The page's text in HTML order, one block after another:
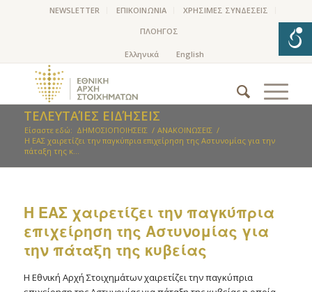
NEWSLETTER ΕΠΙΚΟΙΝΩΝΙΑ
ΧΡΗΣΙΜΕΣ ΣΥΝΔΕΣΕΙΣ
ΠΛΟΗΓΟΣ
ΤΕΛΕΥΤΑΊΕΣ ΕΙΔΉΣΕΙΣ
Είσαστε εδώ: ΔΗΜΟΣΙΟΠΟΙΗΣΕΙΣ / ΑΝΑΚΟΙΝΩΣΕΙΣ /
Η ΕΑΣ χαιρετίζει την παγκύπρια επιχείρηση της Αστυνομίας για την
πάταξη της κ...
Η ΕΑΣ χαιρετίζει την παγκύπρια
επιχείρηση της Αστυνομίας για
την πάταξη της κυβείας
Η Εθνική Αρχή Στοιχημάτων χαιρετίζει την παγκύπρια